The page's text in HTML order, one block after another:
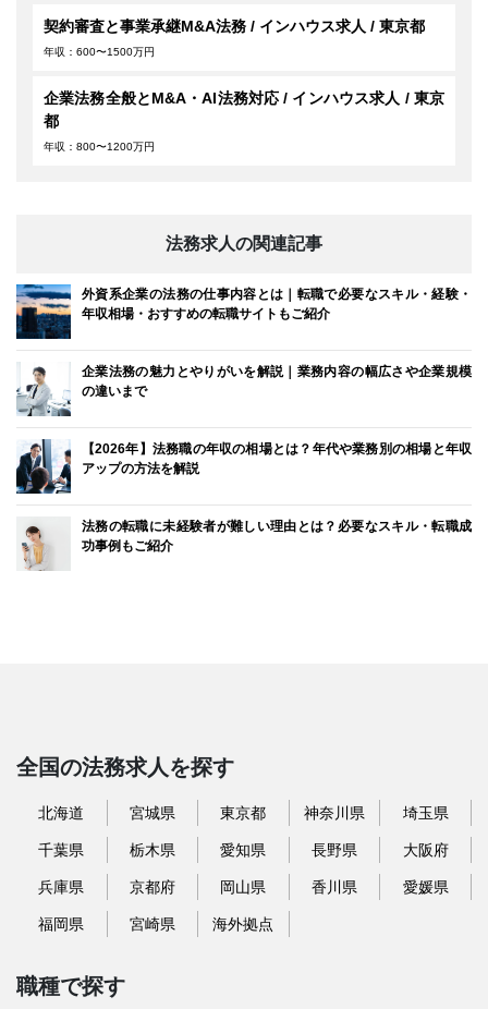
契約審査と事業承継M&A法務 / インハウス求人 / 東京都
年収：600〜1500万円
企業法務全般とM&A・AI法務対応 / インハウス求人 / 東京
都
年収：800〜1200万円
法務求人の関連記事
外資系企業の法務の仕事内容とは｜転職で必要なスキル・経験・
年収相場・おすすめの転職サイトもご紹介
企業法務の魅力とやりがいを解説｜業務内容の幅広さや企業規模
の違いまで
【2026年】法務職の年収の相場とは？年代や業務別の相場と年収
アップの方法を解説
法務の転職に未経験者が難しい理由とは？必要なスキル・転職成
功事例もご紹介
全国の法務求人を探す
北海道 宮城県 東京都 神奈川県 埼玉県
千葉県 栃木県 愛知県 長野県 大阪府
兵庫県 京都府 岡山県 香川県 愛媛県
福岡県 宮崎県 海外拠点
職種で探す